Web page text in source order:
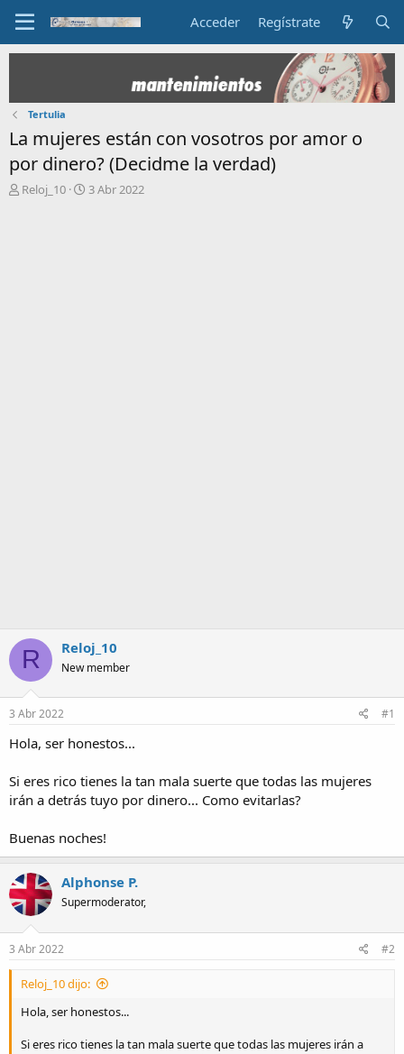
Acceder Regístrate
Tertulia
La mujeres están con vosotros por amor o
por dinero? (Decidme la verdad)
IReloj_10
F
3 Abr 2022
R Reloj_10
New member
3 Abr 2022 #1
Hola, ser honestos...
Si eres rico tienes la tan mala suerte que todas las mujeres
irán a detrás tuyo por dinero... Como evitarlas?
Buenas noches!
Alphonse P.
Supermoderator,
3 Abr 2022 #2
Reloj_10 dijo:
Hola, ser honestos...
Si eres rico tienes la tan mala suerte que todas las mujeres irán a